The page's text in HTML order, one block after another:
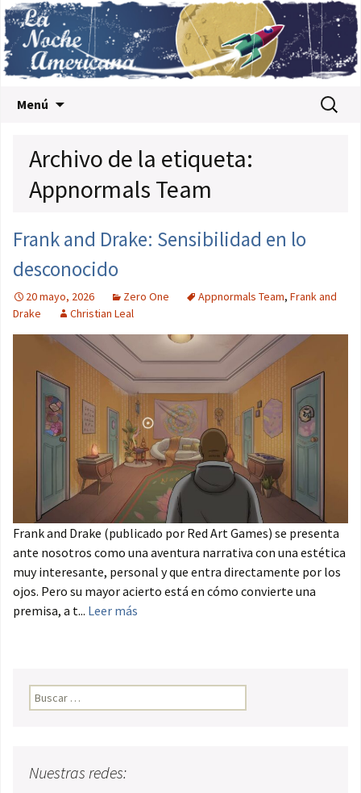
Menú Buscar:
Archivo de la etiqueta:
Appnormals Team
Frank and Drake: Sensibilidad en lo
desconocido
20 mayo, 2026 Zero One Appnormals Team, Frank and
Drake
Christian Leal
Frank and Drake (publicado por Red Art Games) se presenta
ante nosotros como una aventura narrativa con una estética
muy interesante, personal y que entra directamente por los
ojos. Pero su mayor acierto está en cómo convierte una
premisa, a t... Leer más
Buscar:
Nuestras redes: